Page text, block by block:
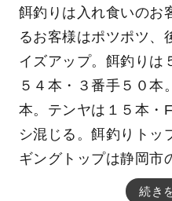
餌釣りは入れ食いのお
るお客様はポツポツ、
イズアップ。餌釣りは
５４本・３番手５０本
本。テンヤは１５本・
シ混じる。餌釣りトッ
ギングトップは静岡市
続き